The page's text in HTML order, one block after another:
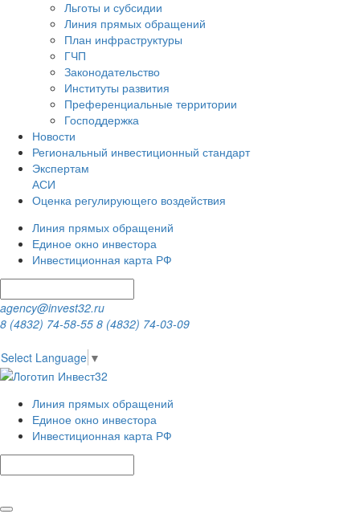
Льготы и субсидии
Линия прямых обращений
План инфраструктуры
ГЧП
Законодательство
Институты развития
Преференциальные территории
Господдержка
Новости
Региональный инвестиционный стандарт
Экспертам
АСИ
Оценка регулирующего воздействия
Линия прямых обращений
Единое окно инвестора
Инвестиционная карта РФ
agency@invest32.ru
8 (4832) 74-58-55 8 (4832) 74-03-09
Select Language ▼
Линия прямых обращений
Единое окно инвестора
Инвестиционная карта РФ